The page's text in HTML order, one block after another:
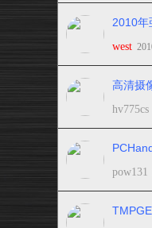
2010年
west
高清摄
hv775cs
pow131